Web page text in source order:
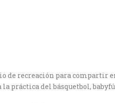
de recreación para compartir
práctica del básquetbol,